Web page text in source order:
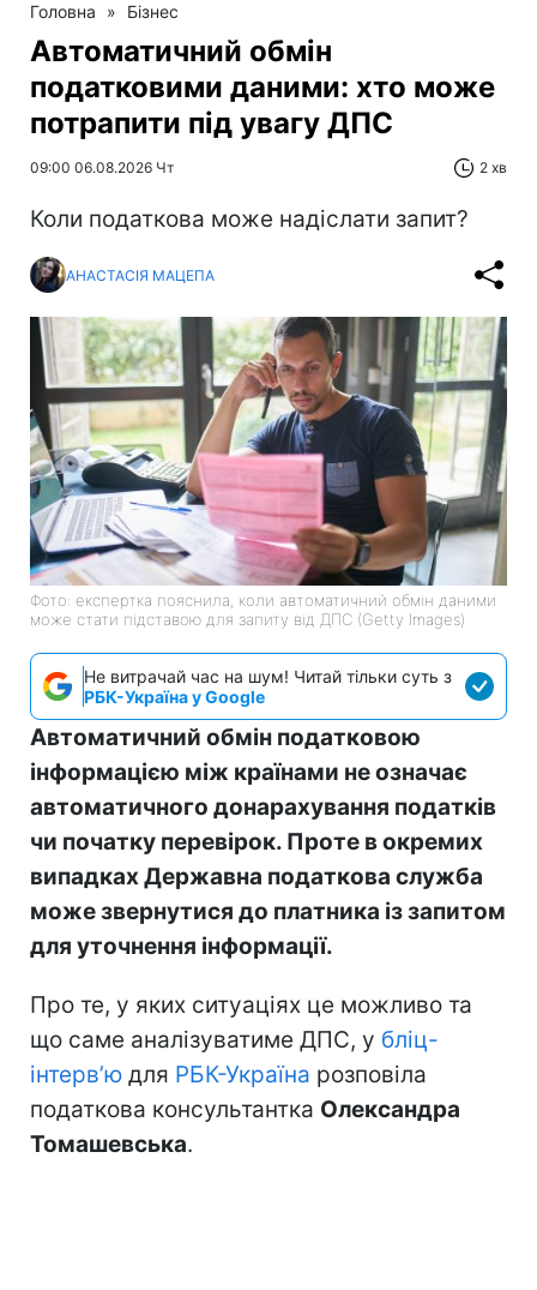
Головна » Бізнес
Автоматичний обмін
податковими даними: хто може
потрапити під увагу ДПС
09:00 06.08.2026 Чт 2 хв
Коли податкова може надіслати запит?
АНАСТАСІЯ МАЦЕПА
Фото: експертка пояснила, коли автоматичний обмін даними
може стати підставою для запиту від ДПС (Getty Images)
Не витрачай час на шум! Читай тільки суть з
РБК-Україна у Google
Автоматичний обмін податковою
інформацією між країнами не означає
автоматичного донарахування податків
чи початку перевірок. Проте в окремих
випадках Державна податкова служба
може звернутися до платника із запитом
для уточнення інформації.
Про те, у яких ситуаціях це можливо та
що саме аналізуватиме ДПС, у бліц-
інтерв’ю для РБК-Україна розповіла
податкова консультантка Олександра
Томашевська.